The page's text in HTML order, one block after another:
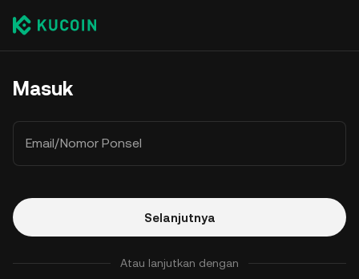
Masuk
Email/Nomor Ponsel
Selanjutnya
Atau lanjutkan dengan